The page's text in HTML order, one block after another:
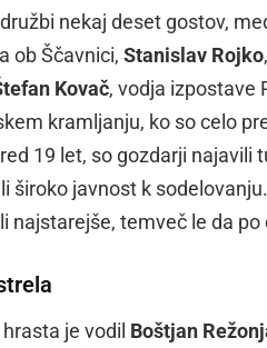
nekaj deset gostov,
ob Ščavnici, Stanislav Rojko,
Kovač, vodja izpostave
kramljanju, ko so celo
19 let, so gozdarji
široko javnost k
najstarejše, temveč le da
je vodil Boštjan